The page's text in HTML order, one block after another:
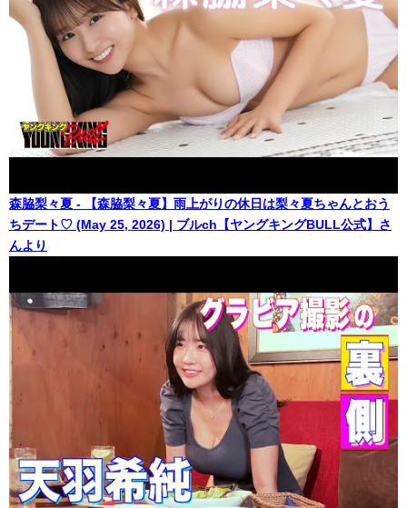
森脇梨々夏 - 【森脇梨々夏】雨上がりの休日は梨々夏ちゃんとおう
ちデート♡ (May 25, 2026) | ブルch【ヤングキングBULL公式】さ
んより